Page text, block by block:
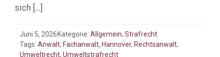
sich […]
Juni 5, 2026 Kategorie: Allgemein, Strafrecht
Tags: Anwalt, Fachanwalt, Hannover, Rechtsanwalt,
Umweltrecht, Umweltstrafrecht